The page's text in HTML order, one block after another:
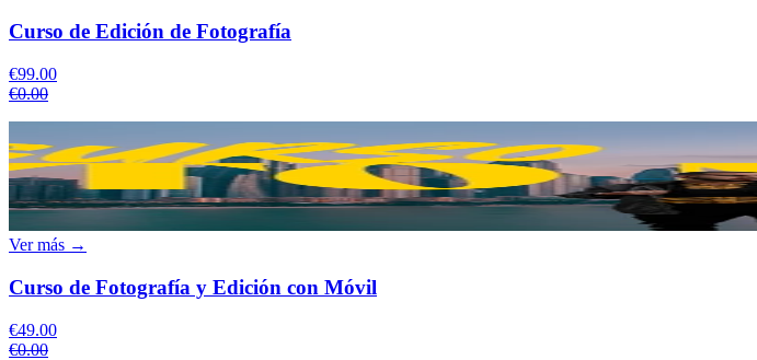
Curso de Edición de Fotografía
€99.00
€0.00
Ver más →
Curso de Fotografía y Edición con Móvil
€49.00
€0.00